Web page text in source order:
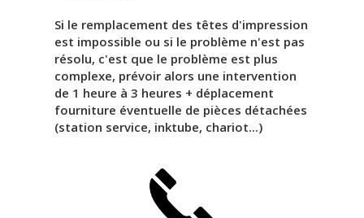
Si le remplacement des têtes d'impression
est impossible ou si le problème n'est pas
résolu, c'est que le problème est plus
complexe, prévoir alors une intervention
de 1 heure à 3 heures + déplacement
fourniture éventuelle de pièces détachées
(station service, inktube, chariot...)